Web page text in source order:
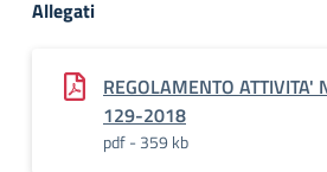
Allegati
REGOLAMENTO ATTIVITA'
129-2018
pdf - 359 kb